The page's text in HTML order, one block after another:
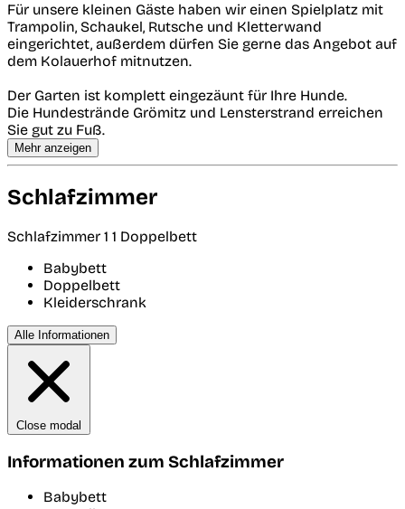
Für unsere kleinen Gäste haben wir einen Spielplatz mit
Trampolin, Schaukel, Rutsche und Kletterwand
eingerichtet, außerdem dürfen Sie gerne das Angebot auf
dem Kolauerhof mitnutzen.
Der Garten ist komplett eingezäunt für Ihre Hunde.
Die Hundestrände Grömitz und Lensterstrand erreichen
Sie gut zu Fuß.
Mehr anzeigen
Schlafzimmer
Schlafzimmer 1 1 Doppelbett
Babybett
Doppelbett
Kleiderschrank
Alle Informationen
Close modal
Informationen zum Schlafzimmer
Babybett